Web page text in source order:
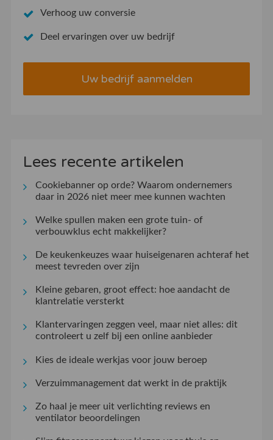
Verhoog uw conversie
Deel ervaringen over uw bedrijf
Uw bedrijf aanmelden
Lees recente artikelen
Cookiebanner op orde? Waarom ondernemers
daar in 2026 niet meer mee kunnen wachten
Welke spullen maken een grote tuin- of
verbouwklus echt makkelijker?
De keukenkeuzes waar huiseigenaren achteraf het
meest tevreden over zijn
Kleine gebaren, groot effect: hoe aandacht de
klantrelatie versterkt
Klantervaringen zeggen veel, maar niet alles: dit
controleert u zelf bij een online aanbieder
Kies de ideale werkjas voor jouw beroep
Verzuimmanagement dat werkt in de praktijk
Zo haal je meer uit verlichting reviews en
ventilator beoordelingen